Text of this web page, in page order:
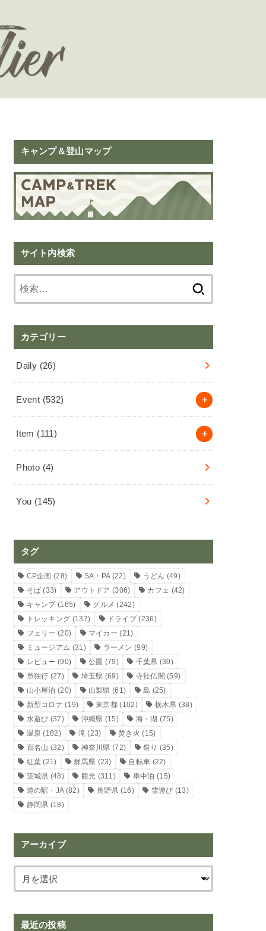
キャンプ＆登山マップ
サイト内検索
カテゴリー
Daily (26)
Event (532)
Item (111)
Photo (4)
You (145)
タグ
CP企画 (28) SA・PA(22) うどん (49)
そば (33) アウトドア (306) カフェ (42)
キャンプ(165) グルメ (242)
トレッキング (137) ドライブ (236)
フェリー (20) マイカー (21)
ミュージアム (31) ラーメン (99)
レビュー (90) 公園 (79) 千葉県 (30)
単独行 (27) 埼玉県 (69) 寺社仏閣 (59)
山小屋泊 (20) 山梨県 (61) 島 (25)
新型コロナ (19) 東京都 (102) 栃木県 (38)
水遊び (37) 沖縄県 (15) 海・湖 (75)
温泉 (182) 滝 (23) 焚き火 (15)
百名山 (32) 神奈川県 (72) 祭り (35)
紅葉 (21) 群馬県 (23) 自転車 (22)
茨城県 (48) 観光 (311) 車中泊 (15)
道の駅・JA(82) 長野県 (16) 雪遊び (13)
静岡県 (18)
アーカイブ
最近の投稿